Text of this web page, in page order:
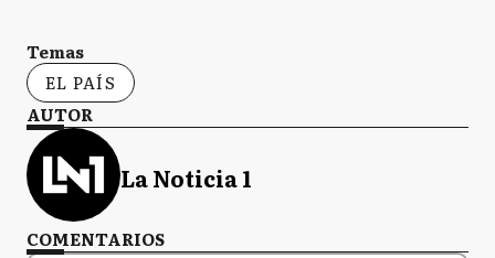
Temas
EL PAÍS
AUTOR
La Noticia 1
COMENTARIOS